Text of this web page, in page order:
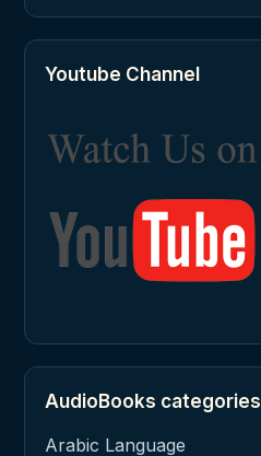
Youtube Channel
AudioBooks categories
Arabic Language